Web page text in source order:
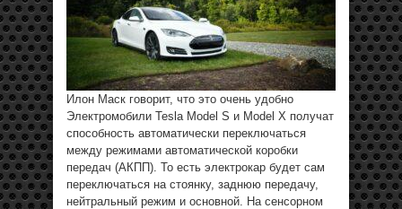
Илон Маск говорит, что это очень удобно
Электромобили Tesla Model S и Model X получат
способность автоматически переключаться
между режимами автоматической коробки
передач (АКПП). То есть электрокар будет сам
переключаться на стоянку, заднюю передачу,
нейтральный режим и основной. На сенсорном